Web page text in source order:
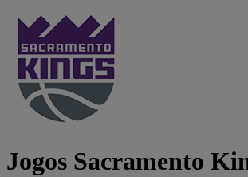
Jogos Sacramento